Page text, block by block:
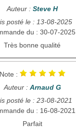
Auteur : Steve H
posté le : 13-08-2025
du : 30-07-2025
Très bonne qualité
Note :
Auteur : Arnaud G
posté le : 23-08-2021
du : 16-08-2021
Parfait